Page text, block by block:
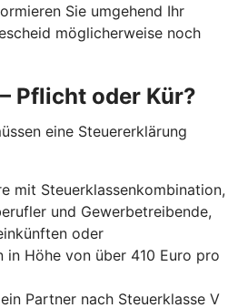
Sie umgehend Ihr
möglicherweise noch
Pflicht oder Kür?
eine Steuererklärung
mit Steuerklassenkombination,
und Gewerbetreibende,
oder
in Höhe von über 410 Euro pro
Partner nach Steuerklasse V